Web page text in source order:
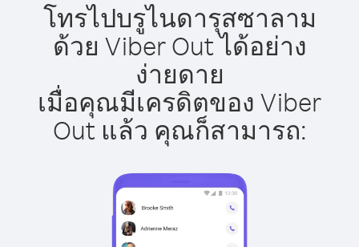
โทรไปบรูไนดารุสซาลาม
ด้วย Viber Out ได้อย่าง
ง่ายดาย
เมื่อคุณมีเครดิตของ Viber
Out แล้ว คุณก็สามารถ: